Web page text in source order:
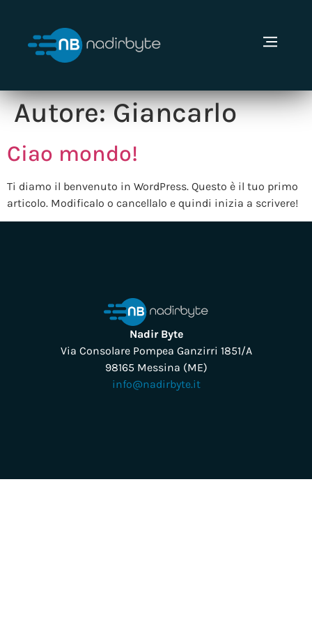
Autore:Giancarlo
Ciao mondo!
Ti diamo il benvenuto in WordPress. Questo è il tuo primo
articolo. Modificalo o cancellalo e quindi inizia a scrivere!
Nadir Byte
Via Consolare Pompea Ganzirri 1851/A
98165 Messina (ME)
info@nadirbyte.it